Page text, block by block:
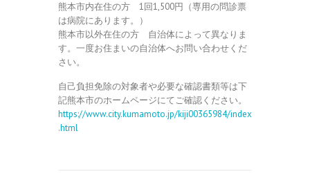
熊本市内在住の方 1回1,500円（専用の問診票
は病院にあります。）
熊本市以外在住の方 自治体によって異なりま
す。一度お住まいの自治体へお問い合わせくだ
さい。
自己負担免除の対象者や必要な確認書類等は下
記熊本市のホームページにてご確認ください。
https://www.city.kumamoto.jp/kiji00365984/index
.html